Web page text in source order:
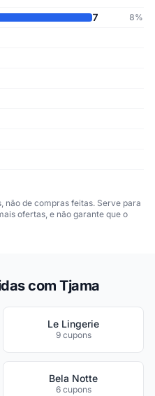
7 8%
não de compras feitas. Serve para
ofertas, e não garante que o
com Tjama
Le Lingerie
9 cupons
Bela Notte
6 cupons